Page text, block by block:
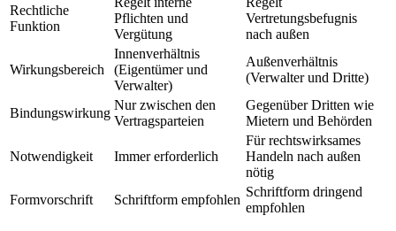
Rechtliche
Funktion
Pflichten und
Vergütung
Vertretungsbefugnis
nach außen
Wirkungsbereich
Innenverhältnis
(Eigentümer und
Verwalter)
Außenverhältnis
(Verwalter und Dritte)
Bindungswirkung
Nur zwischen den
Vertragsparteien
Gegenüber Dritten wie
Mietern und Behörden
Notwendigkeit Immer erforderlich
Für rechtswirksames
Handeln nach außen
nötig
Formvorschrift
Schriftform empfohlen
Schriftform dringend
empfohlen